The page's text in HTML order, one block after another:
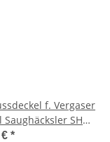
f. Vergaser
SH
*